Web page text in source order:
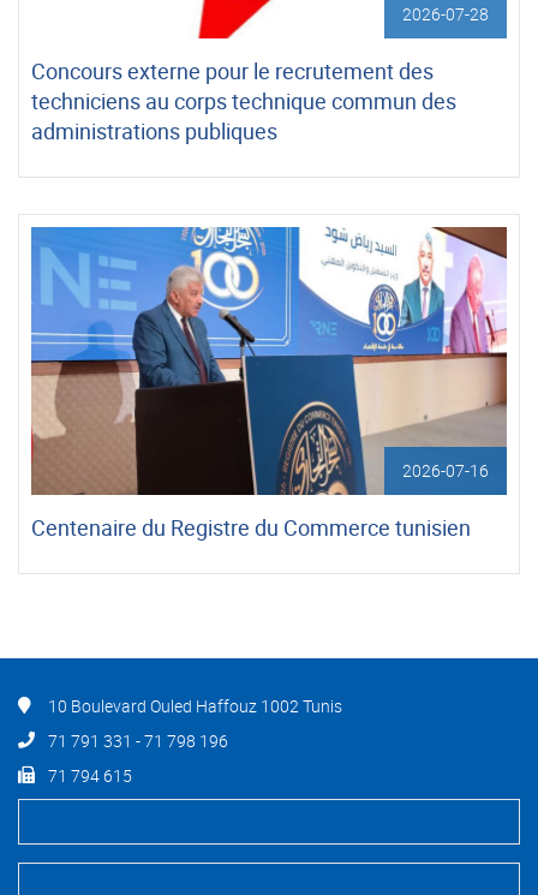
2026-07-28
Concours externe pour le recrutement des
techniciens au corps technique commun des
administrations publiques
2026-07-16
Centenaire du Registre du Commerce tunisien
10 Boulevard Ouled Haffouz 1002 Tunis
71 791 331 - 71 798 196
71 794 615